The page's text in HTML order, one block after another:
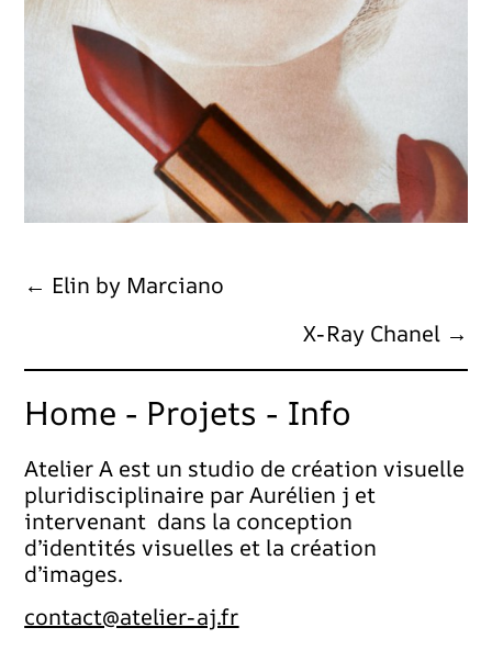
← Elin by Marciano
X-Ray Chanel →
Home - Projets - Info
Atelier A est un studio de création visuelle
pluridisciplinaire par Aurélien j et
intervenant dans la conception
d’identités visuelles et la création
d’images.
contact@atelier-aj.fr